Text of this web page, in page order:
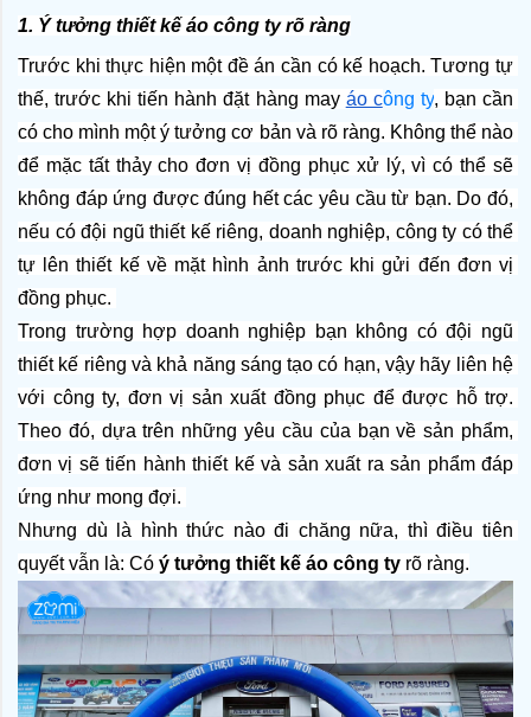
1. Ý tưởng thiết kế áo công ty rõ ràng
Trước khi thực hiện một đề án cần có kế hoạch. Tương tự
thế, trước khi tiến hành đặt hàng may áo công ty, bạn cần
có cho mình một ý tưởng cơ bản và rõ ràng. Không thể nào
để mặc tất thảy cho đơn vị đồng phục xử lý, vì có thể sẽ
không đáp ứng được đúng hết các yêu cầu từ bạn. Do đó,
nếu có đội ngũ thiết kế riêng, doanh nghiệp, công ty có thể
tự lên thiết kế về mặt hình ảnh trước khi gửi đến đơn vị
đồng phục.
Trong trường hợp doanh nghiệp bạn không có đội ngũ
thiết kế riêng và khả năng sáng tạo có hạn, vậy hãy liên hệ
với công ty, đơn vị sản xuất đồng phục để được hỗ trợ.
Theo đó, dựa trên những yêu cầu của bạn về sản phẩm,
đơn vị sẽ tiến hành thiết kế và sản xuất ra sản phẩm đáp
ứng như mong đợi.
Nhưng dù là hình thức nào đi chăng nữa, thì điều tiên
quyết vẫn là: Có ý tưởng thiết kế áo công ty rõ ràng.